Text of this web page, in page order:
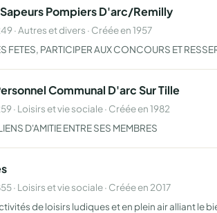
Pompiers D'arc/Remilly
· Autres et divers · Créée en 1957
FETES, PARTICIPER AUX CONCOURS ET
Communal D'arc Sur Tille
· Loisirs et vie sociale · Créée en 1982
D'AMITIE ENTRE SES MEMBRES
· Loisirs et vie sociale · Créée en 2017
de loisirs ludiques et en plein air alliant le